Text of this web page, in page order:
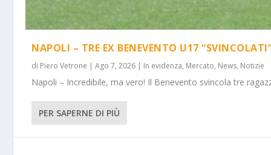
NAPOLI – TRE EX BENEVENTO U17
di Piero Vetrone |Ago 7, 2026 | In evidenza, Mercato, News, Notizie
Napoli – Incredibile, ma vero! Il Benevento svincola tre
PER SAPERNE DI PIÙ